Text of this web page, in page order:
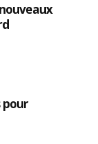
pour